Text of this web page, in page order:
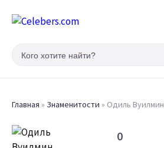
Главная » Знаменитости » Одиль Вуилмин
0